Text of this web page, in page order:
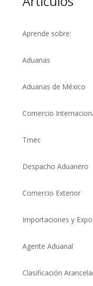
Aprende sobre:
Aduanas
Aduanas de México
Comercio
Tmec
Despacho Aduanero
Comercio Exterior
Importaciones y
Agente Aduanal
Clasificación